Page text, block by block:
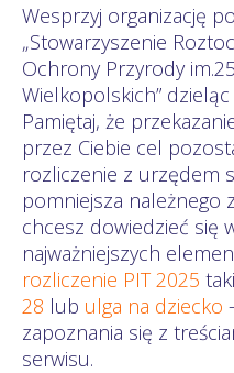
Wesprzyj organizację
„Stowarzyszenie
Ochrony Przyrody
Wielkopolskich”
Pamiętaj, że
przez Ciebie cel
rozliczenie z urzędem
pomniejsza należnego
chcesz dowiedzieć się
najważniejszych
rozliczenie PIT 2025
28 lub ulga na dziecko
zapoznania się z
serwisu.